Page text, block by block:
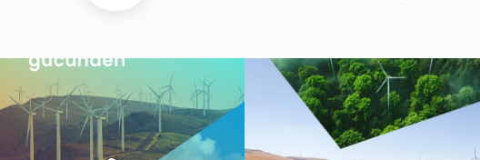
Doğanın gücünü teknolojiyle buluşturarak,
yarının ...
2 0
Gerçek dönüşüm, yalnızca değişimi görmek
değil; o...
6 0